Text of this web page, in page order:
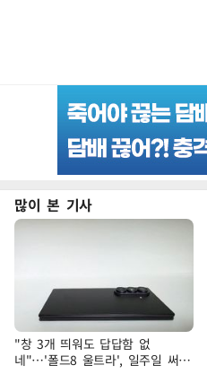
많이 본 기사
"창 3개 띄워도 답답함 없
네"…'폴드8 울트라', 일주일 써보